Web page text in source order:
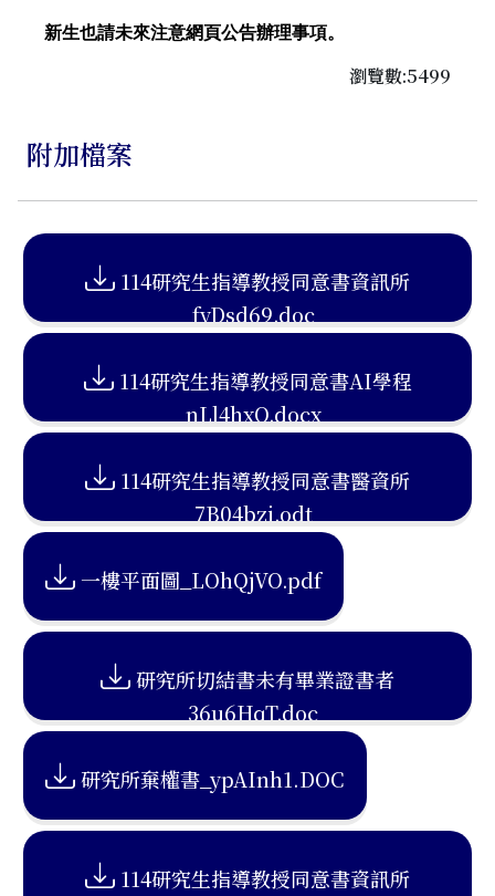
新生也請未來注意網頁公告辦理事項。
瀏覽數:5499
附加檔案
_fyDsd69.doc
114研究生指導教授同意書AI學程
_nLl4hxQ.docx
_7B04bzi.odt
一樓平面圖_LOhQjVO.pdf
_36u6HqT.doc
研究所棄權書_ypAInh1.DOC